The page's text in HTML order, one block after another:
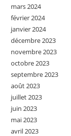
mars 2024
février 2024
janvier 2024
décembre 2023
novembre 2023
octobre 2023
septembre 2023
août 2023
juillet 2023
juin 2023
mai 2023
avril 2023